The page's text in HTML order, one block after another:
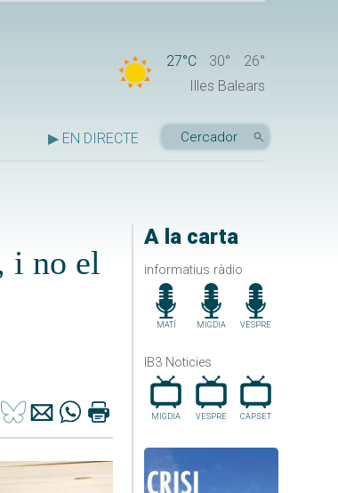
27°C 30°
26°
Illes Balears
▶ EN DIRECTE
A la carta
informatius ràdio
MATÍ MIGDIA VESPRE
IB3 Noticies
MIGDIA VESPRE CAP.SET
i no el